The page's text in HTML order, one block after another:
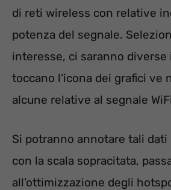
di reti wireless con relative
potenza del segnale.
interesse, ci saranno diverse
toccano l’icona dei grafici ve
alcune relative al segnale
Si potranno annotare tali
con la scala sopracitata,
all’ottimizzazione degli